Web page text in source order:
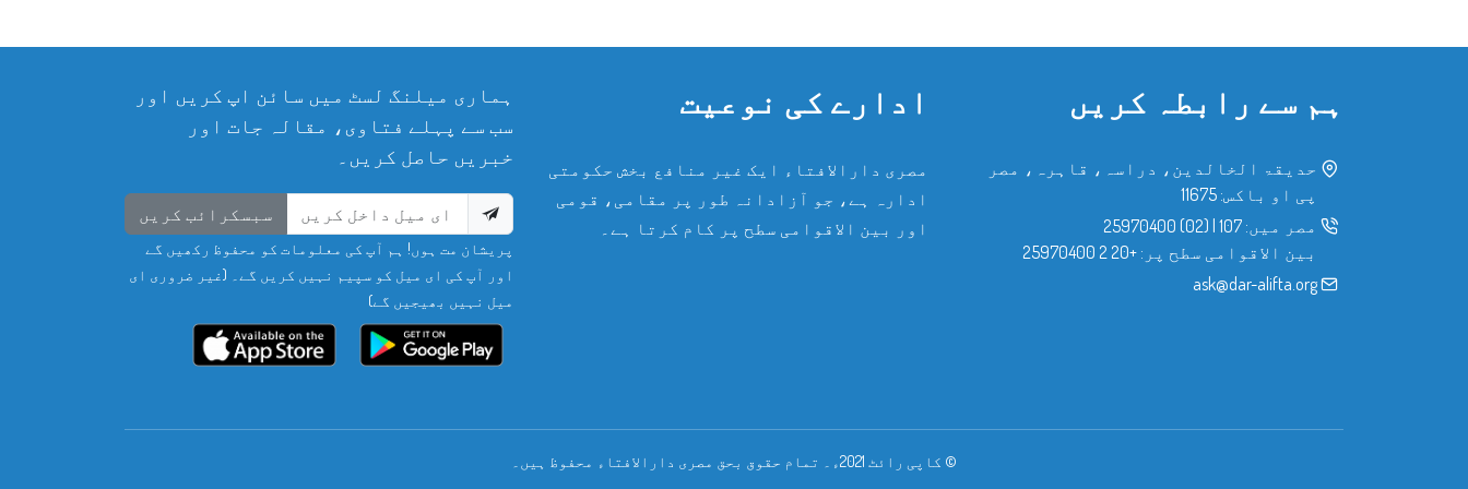
ہم سے رابطہ کریں
حدیقۃ الخالدین، دراسہ، قاہرہ، مصر
پی او باکس: 11675
مصر میں: 107
(02) 25970400
بین الاقوامی سطح پر: +20 2 25970400
ask@dar-alifta.org
ادارے کی نوعیت
مصری دارالافتاء ایک غیر منافع بخش حکومتی
ادارہ ہے، جو آزادانہ طور پر مقامی، قومی
اور بین الاقوامی سطح پر کام کرتا ہے۔
ہماری میلنگ لسٹ میں سائن اپ کریں اور
سب سے پہلے فتاوی، مقالہ جات اور
خبریں حاصل کریں۔
سبسکرائب کریں
پریشان مت ہوں! ہم آپ کی معلومات کو محفوظ رکھیں گے
اور آپ کی ای میل کو سپیم نہیں کریں گے۔ (غیر ضروری ای
میل نہیں بھیجیں گے)
© کاپی رائٹ 2021ء۔ تمام حقوق بحق مصری دارالافتاء محفوظ ہیں۔